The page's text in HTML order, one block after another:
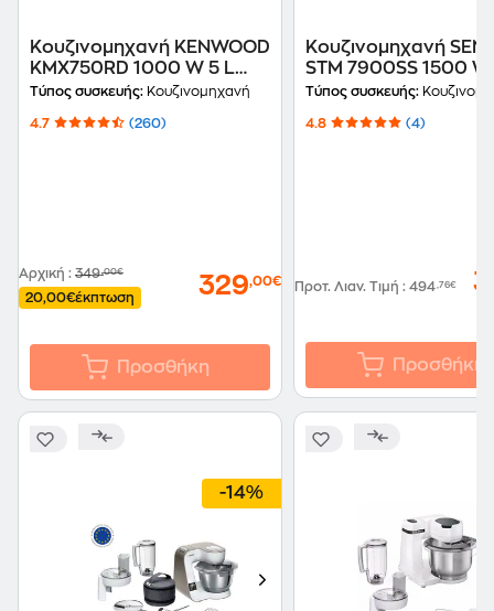
Κουζινομηχανή KENWOOD
KMX750RD 1000 W 5 L
Inox
Τύπος συσκευής: Κουζινομηχανή
4.7 (260)
Αρχική : 349,00€
20,00€έκπτωση 329,00€
Προσθήκη
Κουζινομηχανή
STM 7900SS 1500 W
Γκρι
Τύπος συσκευής:
4.8 (4)
Προτ. Λιαν. Τιμή : 494,76€
Προσθήκη
-14%